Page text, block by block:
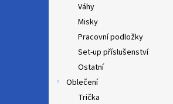
Váhy
Misky
Pracovní podložky
Set-up příslušenství
Ostatní
Oblečení
Trička